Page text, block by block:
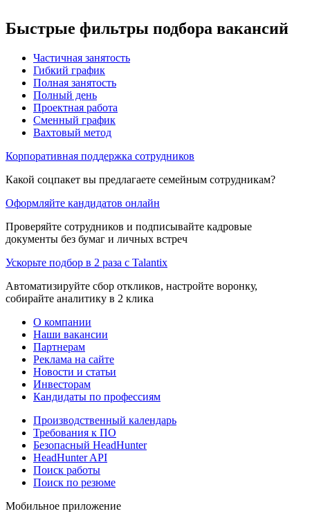
Быстрые фильтры подбора вакансий
Частичная занятость
Гибкий график
Полная занятость
Полный день
Проектная работа
Сменный график
Вахтовый метод
Корпоративная поддержка сотрудников
Какой соцпакет вы предлагаете семейным сотрудникам?
Оформляйте кандидатов онлайн
Проверяйте сотрудников и подписывайте кадровые
документы без бумаг и личных встреч
Ускорьте подбор в 2 раза с Talantix
Автоматизируйте сбор откликов, настройте воронку,
собирайте аналитику в 2 клика
О компании
Наши вакансии
Партнерам
Реклама на сайте
Новости и статьи
Инвесторам
Кандидаты по профессиям
Производственный календарь
Требования к ПО
Безопасный HeadHunter
HeadHunter API
Поиск работы
Поиск по резюме
Мобильное приложение